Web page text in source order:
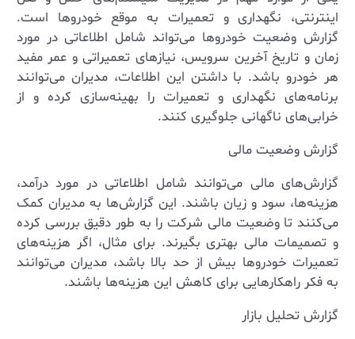
اینترنتی، نگهداری و تعمیرات به موقع خودروها است.
گزارش وضعیت خودروها می‌تواند شامل اطلاعاتی در مورد
زمان و تاریخ آخرین سرویس، نیازهای تعمیراتی و عمر مفید
هر خودرو باشد. با داشتن این اطلاعات، مدیران می‌توانند
برنامه‌های نگهداری و تعمیرات را بهینه‌سازی کرده و از
خرابی‌های ناگهانی جلوگیری کنند.
گزارش وضعیت مالی
گزارش‌های مالی می‌توانند شامل اطلاعاتی در مورد درآمد،
هزینه‌ها، سود و زیان باشند. این گزارش‌ها به مدیران کمک
می‌کنند تا وضعیت مالی شرکت را به طور دقیق بررسی کرده
و تصمیمات مالی بهتری بگیرند. برای مثال، اگر هزینه‌های
تعمیرات خودروها بیش از حد بالا باشد، مدیران می‌توانند
به فکر راهکارهایی برای کاهش این هزینه‌ها باشند.
گزارش تحلیل بازار